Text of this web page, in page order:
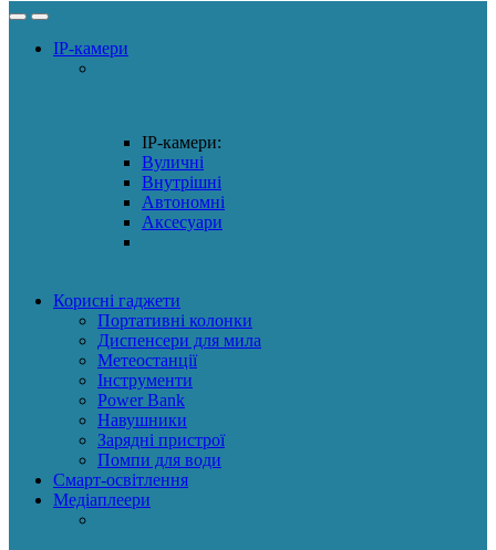
IP-камери
IP-камери:
Вуличні
Внутрішні
Автономні
Аксесуари
Корисні гаджети
Портативні колонки
Диспенсери для мила
Метеостанції
Інструменти
Power Bank
Навушники
Зарядні пристрої
Помпи для води
Смарт-освітлення
Медіаплеери